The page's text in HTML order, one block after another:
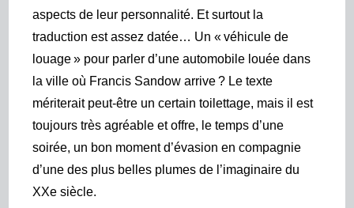
aspects de leur personnalité. Et surtout la
traduction est assez datée… Un « véhicule de
louage » pour parler d’une automobile louée dans
la ville où Francis Sandow arrive ? Le texte
mériterait peut-être un certain toilettage, mais il est
toujours très agréable et offre, le temps d’une
soirée, un bon moment d’évasion en compagnie
d’une des plus belles plumes de l’imaginaire du
XXe siècle.